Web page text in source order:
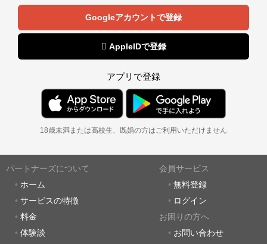
Googleアカウントで登録
 AppleIDで登録
アプリで登録
18歳未満または高校生、既婚の方はご利用いただけません
パートナーズについて
ホーム
サービスの特徴
料金
体験談
会員サービス
無料登録
ログイン
お困りの方へ
お問い合わせ